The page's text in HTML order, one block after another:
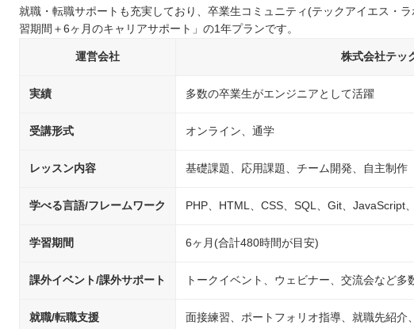
就職・転職サポートも充実しており、卒業生コミュニティ(テックアイエス・
習期間＋6ヶ月のキャリアサポート」の1年プランです。
運営会社 株式会社テッ
実績 多数の卒業生がエンジニアとして活躍
受講形式 オンライン、通学
レッスン内容 基礎課題、応用課題、チーム開発、自主制作
学べる言語/フレームワーク PHP、HTML、CSS、SQL、Git、JavaScript
学習期間 6ヶ月(合計480時間が目安)
課外イベント/課外サポート トークイベント、ウェビナー、交流会など多
就職/転職支援 面接練習、ポートフォリオ指導、就職先紹介